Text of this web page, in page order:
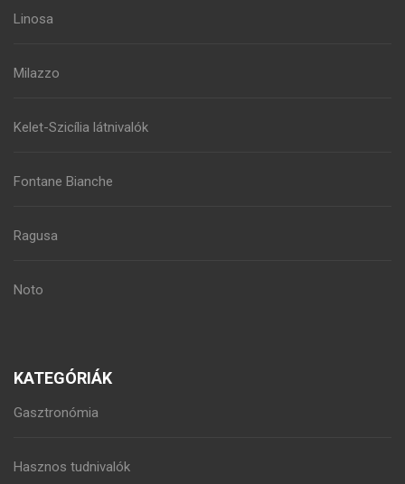
Linosa
Milazzo
Kelet-Szicília látnivalók
Fontane Bianche
Ragusa
Noto
KATEGÓRIÁK
Gasztronómia
Hasznos tudnivalók